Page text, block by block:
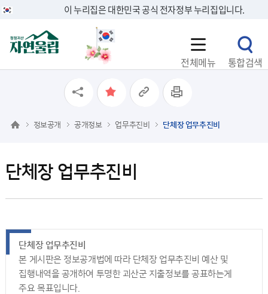
이 누리집은 대한민국 공식 전자정부 누리집입니다.
전체메뉴 통합검색
단체장 업무추진비
정보공개 공개정보 업무추진비 단체장 업무추진비
단체장 업무추진비
본 게시판은 정보공개법에 따라 단체장 업무추진비 예산 및
집행내역을 공개하여 투명한 괴산군 지출정보를 공표하는게
주요 목표입니다.